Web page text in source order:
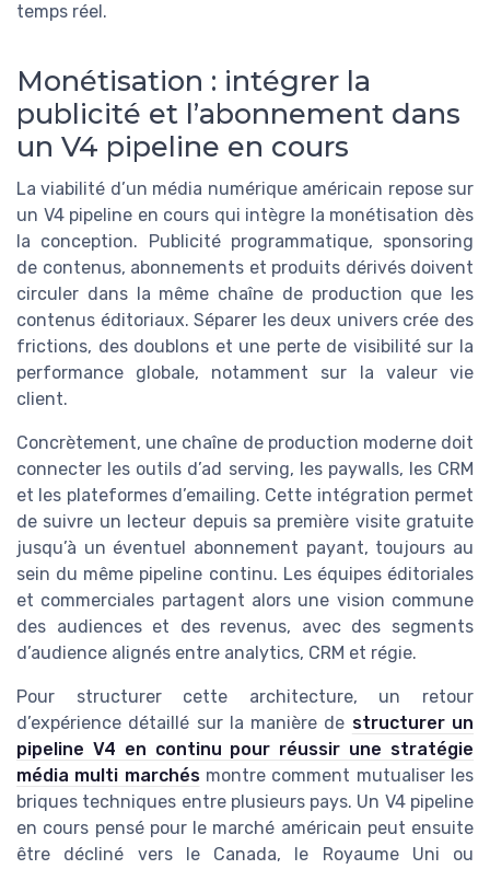
temps réel.
Monétisation : intégrer la
publicité et l’abonnement dans
un V4 pipeline en cours
La viabilité d’un média numérique américain repose sur
un V4 pipeline en cours qui intègre la monétisation dès
la conception. Publicité programmatique, sponsoring
de contenus, abonnements et produits dérivés doivent
circuler dans la même chaîne de production que les
contenus éditoriaux. Séparer les deux univers crée des
frictions, des doublons et une perte de visibilité sur la
performance globale, notamment sur la valeur vie
client.
Concrètement, une chaîne de production moderne doit
connecter les outils d’ad serving, les paywalls, les CRM
et les plateformes d’emailing. Cette intégration permet
de suivre un lecteur depuis sa première visite gratuite
jusqu’à un éventuel abonnement payant, toujours au
sein du même pipeline continu. Les équipes éditoriales
et commerciales partagent alors une vision commune
des audiences et des revenus, avec des segments
d’audience alignés entre analytics, CRM et régie.
Pour structurer cette architecture, un retour
d’expérience détaillé sur la manière de structurer un
pipeline V4 en continu pour réussir une stratégie
média multi marchésmontre comment mutualiser les
briques techniques entre plusieurs pays. Un V4 pipeline
en cours pensé pour le marché américain peut ensuite
être décliné vers le Canada, le Royaume Uni ou